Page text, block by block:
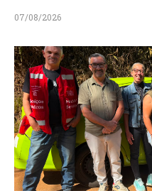
07/08/2026